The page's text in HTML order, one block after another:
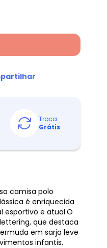
Troca
Grátis
camisa polo
é enriquecida
esportivo e atual.O
que destaca
em sarja leve
infantis.